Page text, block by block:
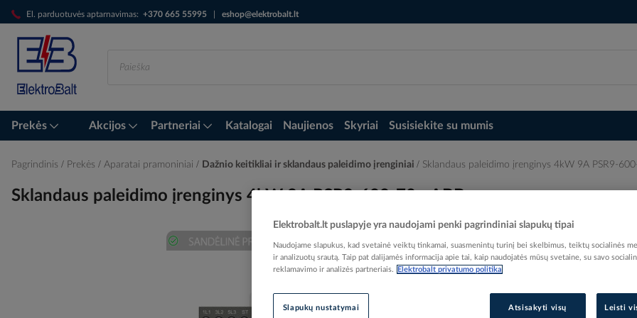
El. parduotuvės aptarnavimas: +370 665 55995 eshop@elektrobalt.lt
Skip
to
Content
Prekės Akcijos Partneriai Katalogai Naujienos Skyriai Susisiekite su mumis
Pagrindinis Prekės Aparatai pramoniniai Dažnio keitikliai ir sklandaus paleidimo įrenginiai Sklandaus paleidimo įrenginys 4kW 9A PSR9-
Sklandaus paleidimo įrenginys 4kW 9A PSR9-600-70 - ABB
Gamintojo prekės kodas
Elektrobalt.lt puslapyje yra naudojami penki pagrindiniai slapukų tipai
Naudojame slapukus, kad svetainė veiktų tinkamai, suasmenintų turinį bei skelbimus, teiktų socialinės
ir analizuotų srautą. Taip pat dalijamės informacija apie tai, kaip naudojatės mūsų svetaine, su savo
reklamavimo ir analizės partneriais.
Elektrobalt privatumo politika
Slapukų nustatymai Atsisakyti visų Leisti